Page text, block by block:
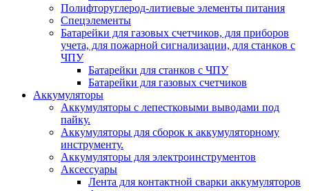
Полифторуглерод-литиевые элементы питания
Спецэлементы
Батарейки для газовых счетчиков, для приборов
учета, для пожарной сигнализации, для станков с
ЧПУ
Батарейки для станков с ЧПУ
Батарейки для газовых счетчиков
Аккумуляторы
Аккумуляторы с лепестковыми выводами под
пайку.
Аккумуляторы для сборок к аккумуляторному
инструменту.
Аккумуляторы для электроинструментов
Аксессуары
Лента для контактной сварки аккумуляторов